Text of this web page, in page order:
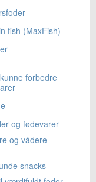
fish (MaxFish)
forbedre
og fødevarer
og vådere
snacks